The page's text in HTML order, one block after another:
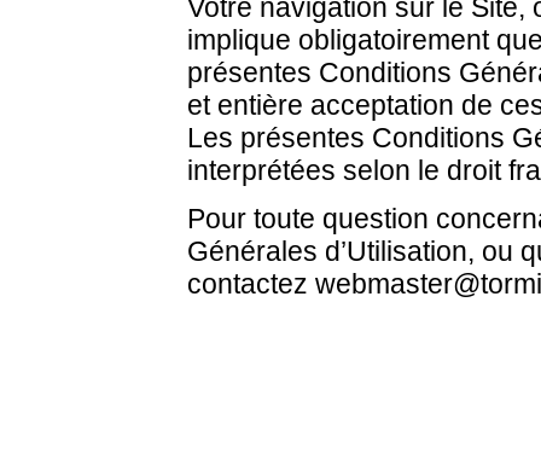
Votre navigation sur le Site,
implique obligatoirement
présentes Conditions
et entière acceptation de
Les présentes Conditions
interprétées selon le droit
Pour toute question
Générales d’Utilisation, ou
contactez